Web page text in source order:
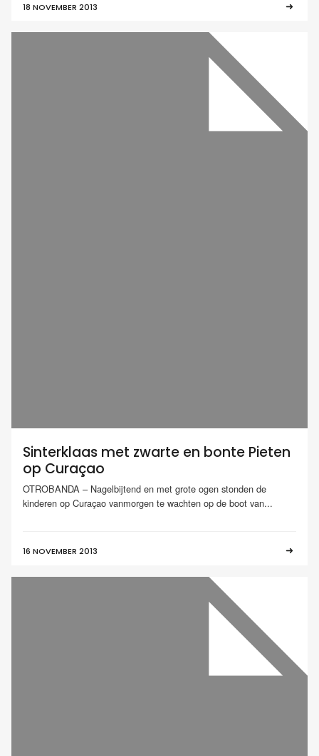
18 NOVEMBER 2013
Sinterklaas met zwarte en bonte Pieten
op Curaçao
OTROBANDA – Nagelbijtend en met grote ogen stonden de
kinderen op Curaçao vanmorgen te wachten op de boot van...
16 NOVEMBER 2013